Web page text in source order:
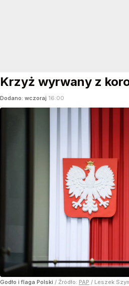
Krzyż wyrwany z
Dodano: wczoraj 16:00
Godło i flaga Polski / Źródło: PAP / Leszek